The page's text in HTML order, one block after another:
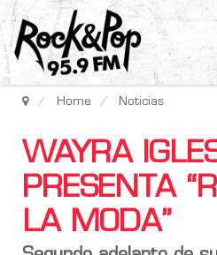
Home Noticias
WAYRA
PRESENTA
LA MODA”